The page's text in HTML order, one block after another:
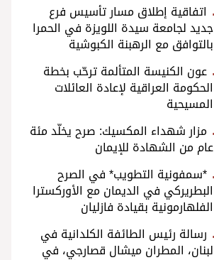
اتفاقية إطلاق مسار تأسيس فرع
جديد لجامعة سيدة اللويزة في الحمرا
بالتوافق مع الرهبنة الكبوشية
عون الكنيسة المتألمة ترحّب بخطة
الحكومة العراقية لإعادة العائلات
المسيحية
مزار شهداء المكسيك: صرح يخلّد مئة
عام من الشهادة للإيمان
*سمفونية التطويب* في الصرح
البطريركي في الديمان مع الأوركسترا
الفلهارمونية بقيادة فازليان
رسالة رئيس الطائفة الكلدانية في
لبنان، المطران ميشال قصارجي، في